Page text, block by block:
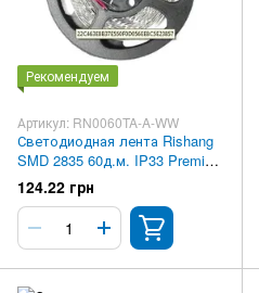
Рекомендуем
Артикул: RN0060TA-A-WW
Светодиодная лента Rishang
SMD 2835 60д.м. IP33 Premium
Тепло-белая
124.22 грн